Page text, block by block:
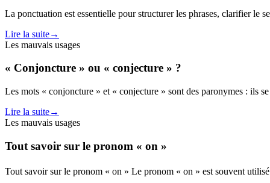
La ponctuation est essentielle pour structurer les phrases, clarifier le
Lire la suite→
Les mauvais usages
« Conjoncture » ou « conjecture » ?
Les mots « conjoncture » et « conjecture » sont des paronymes : ils
Lire la suite→
Les mauvais usages
Tout savoir sur le pronom « on »
Tout savoir sur le pronom « on » Le pronom « on » est souvent